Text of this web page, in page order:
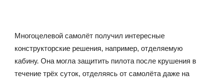
Многоцелевой самолёт получил интересные
конструкторские решения, например, отделяемую
кабину. Она могла защитить пилота после крушения в
течение трёх суток, отделяясь от самолёта даже на